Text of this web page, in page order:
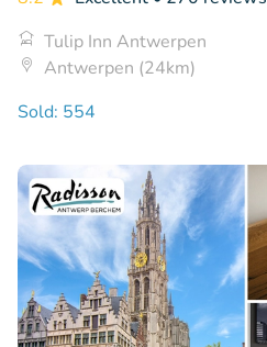
Tulip Inn Antwerpen
Antwerpen (24km)
Sold: 554